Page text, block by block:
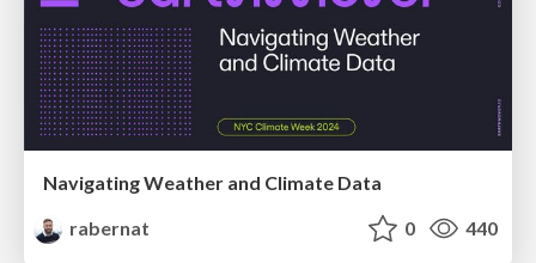
Navigating Weather and Climate Data
rabernat
0 440